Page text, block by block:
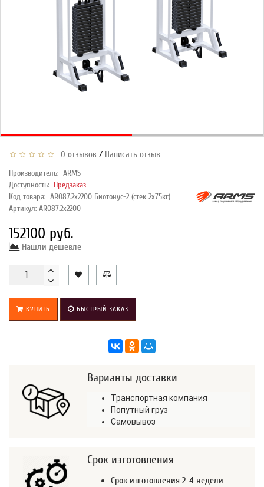
0 отзывов / Написать отзыв
Производитель: ARMS
Доступность: Предзаказ
Код товара: AR087.2х2200 Биотонус-2 (стек 2х75кг)
Артикул: AR087.2х2200
152100 руб.
Нашли дешевле
КУПИТЬ БЫСТРЫЙ ЗАКАЗ
Варианты доставки
Транспортная компания
Попутный груз
Самовывоз
Срок изготовления
Срок изготовления 2-4 недели